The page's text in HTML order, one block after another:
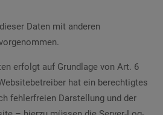
Daten mit anderen
erfolgt auf Grundlage von Art. 6
hat ein berechtigtes
fehlerfreien Darstellung und der